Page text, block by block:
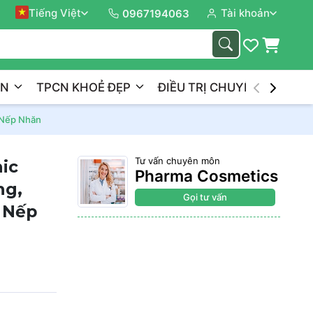
Tiếng Việt 0967194063 Tài khoản
TPCN KHOẺ ĐẸP ĐIỀU TRỊ CHUYÊN NGHIỆP
Nhăn
Tư vấn chuyên môn
Pharma Cosmetics
Gọi tư vấn